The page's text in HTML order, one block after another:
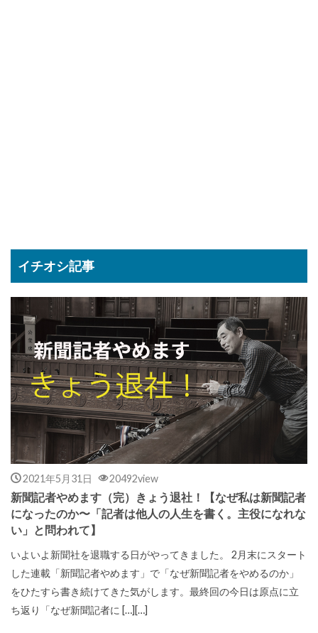
イチオシ記事
2021年5月31日 20492view
新聞記者やめます（完）きょう退社！【なぜ私は新聞記者
になったのか〜「記者は他人の人生を書く。主役になれな
い」と問われて】
いよいよ新聞社を退職する日がやってきました。 2月末にスタート
した連載「新聞記者やめます」で「なぜ新聞記者をやめるのか」
をひたすら書き続けてきた気がします。最終回の今日は原点に立
ち返り「なぜ新聞記者に […][…]